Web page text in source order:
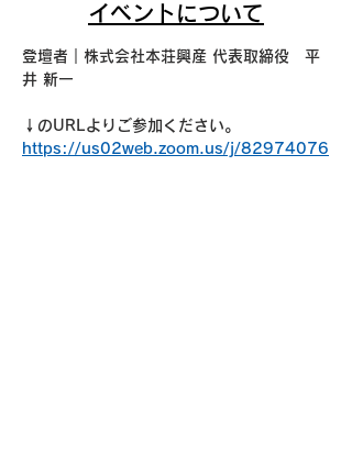
イベントについて
登壇者｜株式会社本荘興産 代表取締役　平
井 新一
↓のURLよりご参加ください。
https://us02web.zoom.us/j/82974076